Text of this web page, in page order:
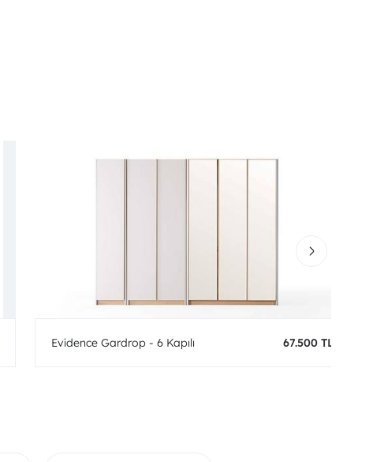
Evidence Gardrop - 6 Kapılı 67.500 TL